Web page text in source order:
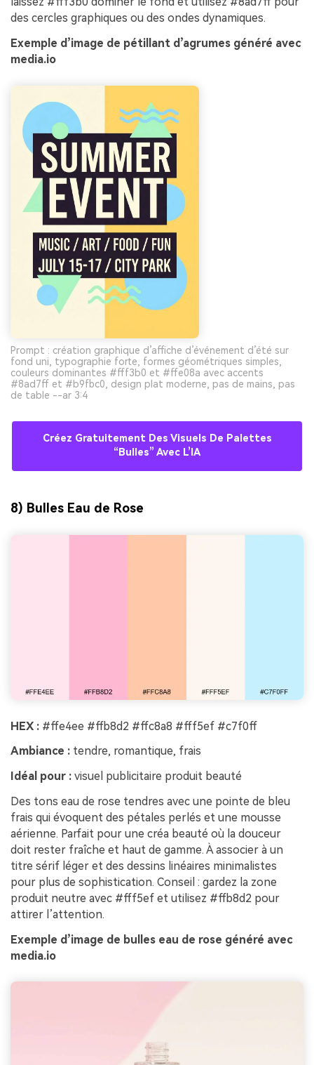
des cercles graphiques ou des ondes dynamiques.
Exemple d’image de pétillant d’agrumes généré avec
media.io
Prompt : création graphique d’affiche d’événement d’été sur
fond uni, typographie forte, formes géométriques simples,
couleurs dominantes #fff3b0 et #ffe08a avec accents
#8ad7ff et #b9fbc0, design plat moderne, pas de mains, pas
de table --ar 3:4
Créez Gratuitement Des Visuels De Palettes
“bulles” Avec L’IA
8) Bulles Eau de Rose
HEX : #ffe4ee #ffb8d2 #ffc8a8 #fff5ef #c7f0ff
Ambiance : tendre, romantique, frais
Idéal pour : visuel publicitaire produit beauté
Des tons eau de rose tendres avec une pointe de bleu
frais qui évoquent des pétales perlés et une mousse
aérienne. Parfait pour une créa beauté où la douceur
doit rester fraîche et haut de gamme. À associer à un
titre sérif léger et des dessins linéaires minimalistes
pour plus de sophistication. Conseil : gardez la zone
produit neutre avec #fff5ef et utilisez #ffb8d2 pour
attirer l’attention.
Exemple d’image de bulles eau de rose généré avec
media.io